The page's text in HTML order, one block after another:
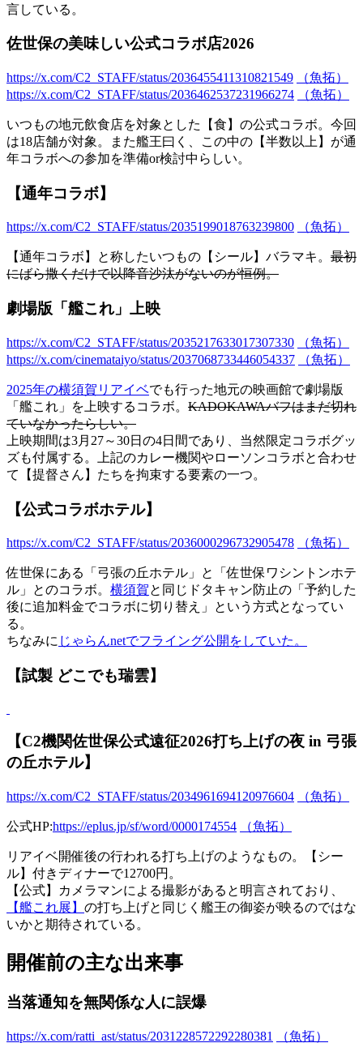
言している。
佐世保の美味しい公式コラボ店2026
https://x.com/C2_STAFF/status/2036455411310821549
（魚拓）
https://x.com/C2_STAFF/status/2036462537231966274
（魚拓）
いつもの地元飲食店を対象とした【食】の公式コラボ。今回
は18店舗が対象。また艦王曰く、この中の【半数以上】が通
年コラボへの参加を準備or検討中らしい。
【通年コラボ】
https://x.com/C2_STAFF/status/2035199018763239800 （魚拓）
【通年コラボ】と称したいつもの【シール】バラマキ。 最初
にばら撒くだけで以降音沙汰がないのが恒例。
劇場版「艦これ」上映
https://x.com/C2_STAFF/status/2035217633017307330
（魚拓）
https://x.com/cinemataiyo/status/2037068733446054337
（魚拓）
2025年の横須賀リアイベでも行った地元の映画館で劇場版
「艦これ」を上映するコラボ。 KADOKAWAバフはまだ切れ
ていなかったらしい。
上映期間は3月27～30日の4日間であり、当然限定コラボグッ
ズも付属する。上記のカレー機関やローソンコラボと合わせ
て【提督さん】たちを拘束する要素の一つ。
【公式コラボホテル】
https://x.com/C2_STAFF/status/2036000296732905478 （魚拓）
佐世保にある「弓張の丘ホテル」と「佐世保ワシントンホテ
ル」とのコラボ。 横須賀と同じドタキャン防止の「予約した
後に追加料金でコラボに切り替え」という方式となってい
る。
ちなみに じゃらんnetでフライング公開をしていた。
【試製 どこでも瑞雲】
【C2機関佐世保公式遠征2026打ち上げの夜 in 弓張
の丘ホテル】
https://x.com/C2_STAFF/status/2034961694120976604 （魚拓）
公式HP:https://eplus.jp/sf/word/0000174554 （魚拓）
リアイベ開催後の行われる打ち上げのようなもの。【シー
ル】付きディナーで12700円。
【公式】カメラマンによる撮影があると明言されており、
【艦これ展】 の打ち上げと同じく艦王の御姿が映るのではな
いかと期待されている。
開催前の主な出来事
当落通知を無関係な人に誤爆
https://x.com/ratti_ast/status/2031228572292280381 （魚拓）